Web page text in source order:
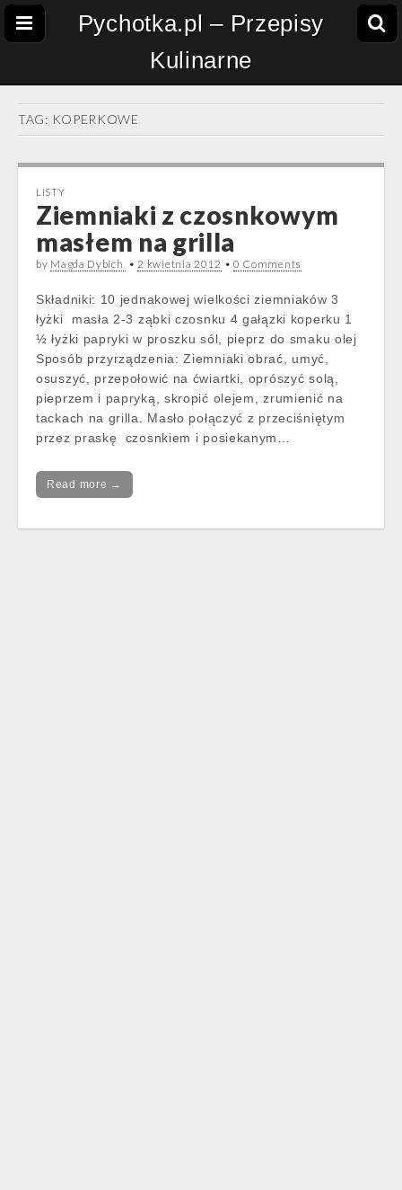
Pychotka.pl – Przepisy
Kulinarne
TAG: KOPERKOWE
LISTY
Ziemniaki z czosnkowym
masłem na grilla
by Magda Dybich •2 kwietnia 2012 • 0 Comments
Składniki: 10 jednakowej wielkości ziemniaków 3
łyżki masła 2-3 ząbki czosnku 4 gałązki koperku 1
½ łyżki papryki w proszku sól, pieprz do smaku olej
Sposób przyrządzenia: Ziemniaki obrać, umyć,
osuszyć, przepołowić na ćwiartki, oprószyć solą,
pieprzem i papryką, skropić olejem, zrumienić na
tackach na grilla. Masło połączyć z przeciśniętym
przez praskę czosnkiem i posiekanym…
Read more →